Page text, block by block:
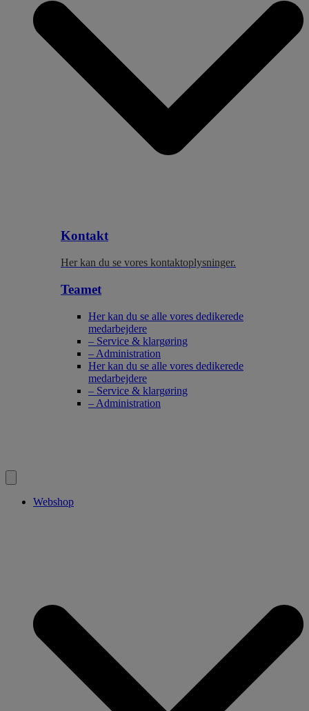
Kontakt
Her kan du se vores kontaktoplysninger.
Teamet
Her kan du se alle vores dedikerede
medarbejdere
– Service & klargøring
– Administration
Her kan du se alle vores dedikerede
medarbejdere
– Service & klargøring
– Administration
Webshop